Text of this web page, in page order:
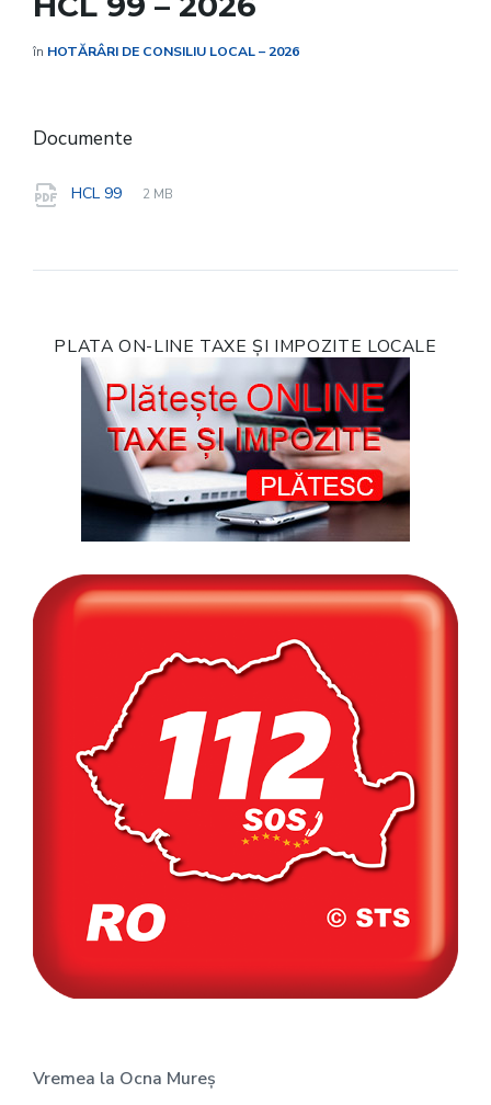
în HOTĂRÂRI DE CONSILIU LOCAL – 2026
Documente
HCL 99
File
pdf
File
2 MB
PLATA ON-LINE TAXE ȘI IMPOZITE LOCALE
Vremea la Ocna Mureș